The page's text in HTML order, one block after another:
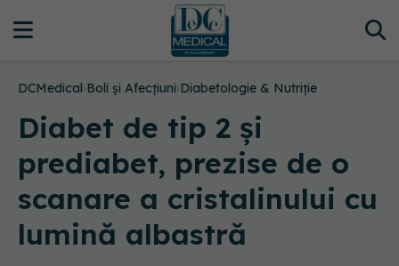
DCMedical›Boli și Afecțiuni›Diabetologie & Nutriție
Diabet de tip 2 și
prediabet, prezise de o
scanare a cristalinului cu
lumină albastră